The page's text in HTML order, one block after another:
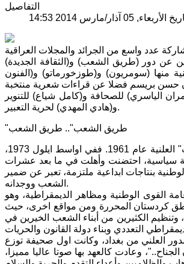
التفاصيل
05 آذار/مارس 2014 14:53
عن دور (طريق الشعب) و(الثقافة الجديدة)
منها (سومريون) و(طوزخورماتو) و(الفنون
الياسري) للصحافة و(كامل شياع) للتنوير
و(هادي المهدي) لحرية التعبير.
"طريق الشعب".. طريق الشعب
صدرت "طريق الشعب" في مستهل ستينات القرن الماضي بصورة سرية، بعد إغلاق جريدة "اتحاد الشعب" العلنية عام 1961. ففي اواسط ايلول 1973،
سياسية، احتضنت وأهلت في ما بعد عشرات
بنتاجات ابداعية ملتزمة، تعبر عن ضمير
الشعب ووجدانه.
القوى الوطنية ومظاهر الديمقراطية، وهو
كردستان المحررة ومن مواقع اخرى، حيث
الكثيرين من أبناء الشعب الخيرين في
استأنفت "طريق الشعب" الصدور العلني من بغداد، وكانت اول صحيفة توزع
وعادت كالعهد بها صوتا عاليا مميزا،